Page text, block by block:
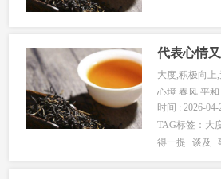
信任爱情；你
一辈子。关于
非常好的，由...
代表心情
大度,积极向上
心境,春风,平
能春风得意，
时间 : 2026-04-
TAG标签： 大
得一提
谈及